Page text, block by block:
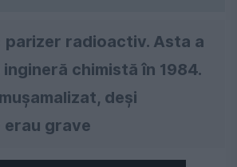
parizer radioactiv. Asta a
chimistă în 1984.
deși
grave